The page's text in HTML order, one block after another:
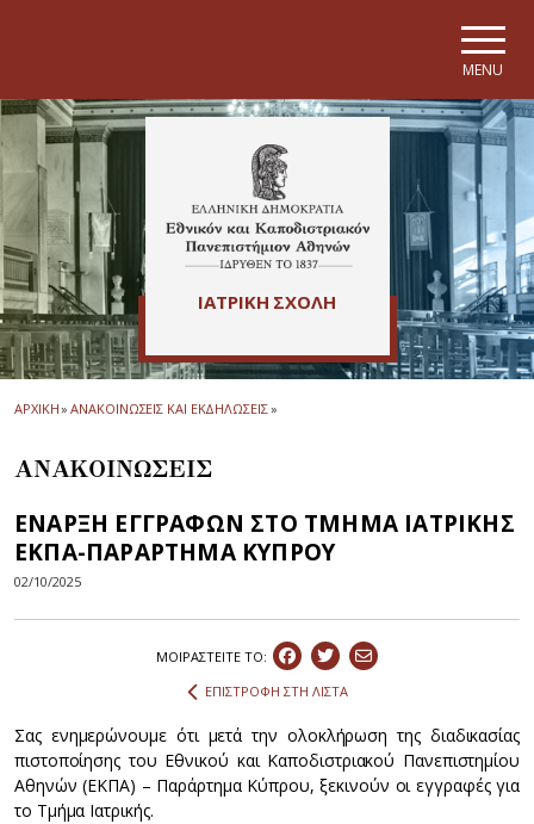
MENU
ΙΑΤΡΙΚΗ ΣΧΟΛΗ
ΑΡΧΙΚΗ» ΑΝΑΚΟΙΝΩΣΕΙΣ ΚΑΙ ΕΚΔΗΛΩΣΕΙΣ»
ΑΝΑΚΟΙΝΩΣΕΙΣ
ΕΝΑΡΞΗ ΕΓΓΡΑΦΩΝ ΣΤΟ ΤΜΗΜΑ ΙΑΤΡΙΚΗΣ
ΕΚΠΑ-ΠΑΡΑΡΤΗΜΑ ΚΥΠΡΟΥ
02/10/2025
ΜΟΙΡΑΣΤEIΤΕ ΤΟ:
ΕΠΙΣΤΡΟΦΗ ΣΤΗ ΛΙΣΤΑ
Σας ενημερώνουμε ότι μετά την ολοκλήρωση της διαδικασίας
πιστοποίησης του Εθνικού και Καποδιστριακού Πανεπιστημίου
Αθηνών (ΕΚΠΑ) – Παράρτημα Κύπρου, ξεκινούν οι εγγραφές για
το Τμήμα Ιατρικής.